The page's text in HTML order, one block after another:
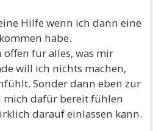
Hilfe wenn ich dann eine
habe.
für alles, was mir
will ich nichts machen,
Sonder dann eben zur
mich dafür bereit fühlen
darauf einlassen kann.